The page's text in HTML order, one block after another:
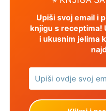
Upiši svoj email i
knjigu s receptima!
i ukusnim jelima